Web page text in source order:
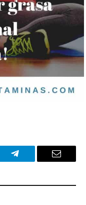
Telegram Email